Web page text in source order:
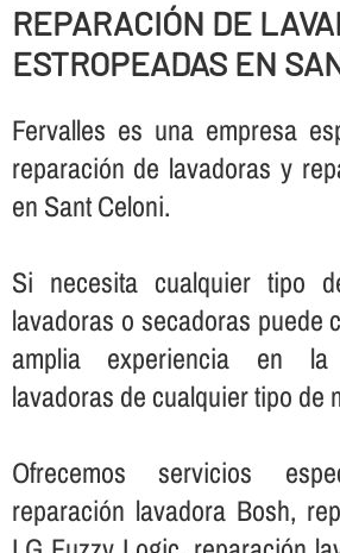
REPARACIÓN DE
ESTROPEADAS EN
Fervalles es una empresa
reparación de lavadoras y
en Sant Celoni.
Si necesita cualquier tipo
lavadoras o secadoras puede
amplia experiencia en
lavadoras de cualquier tipo de
Ofrecemos servicios
reparación lavadora Bosh,